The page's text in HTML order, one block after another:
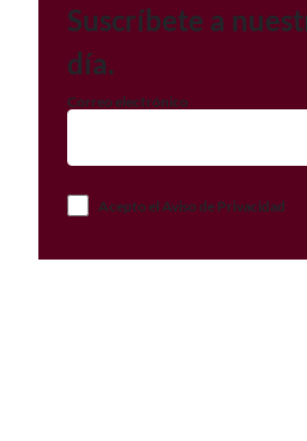
Suscríbete a
día.
Correo electrónico
Acepto el Aviso de Privacidad